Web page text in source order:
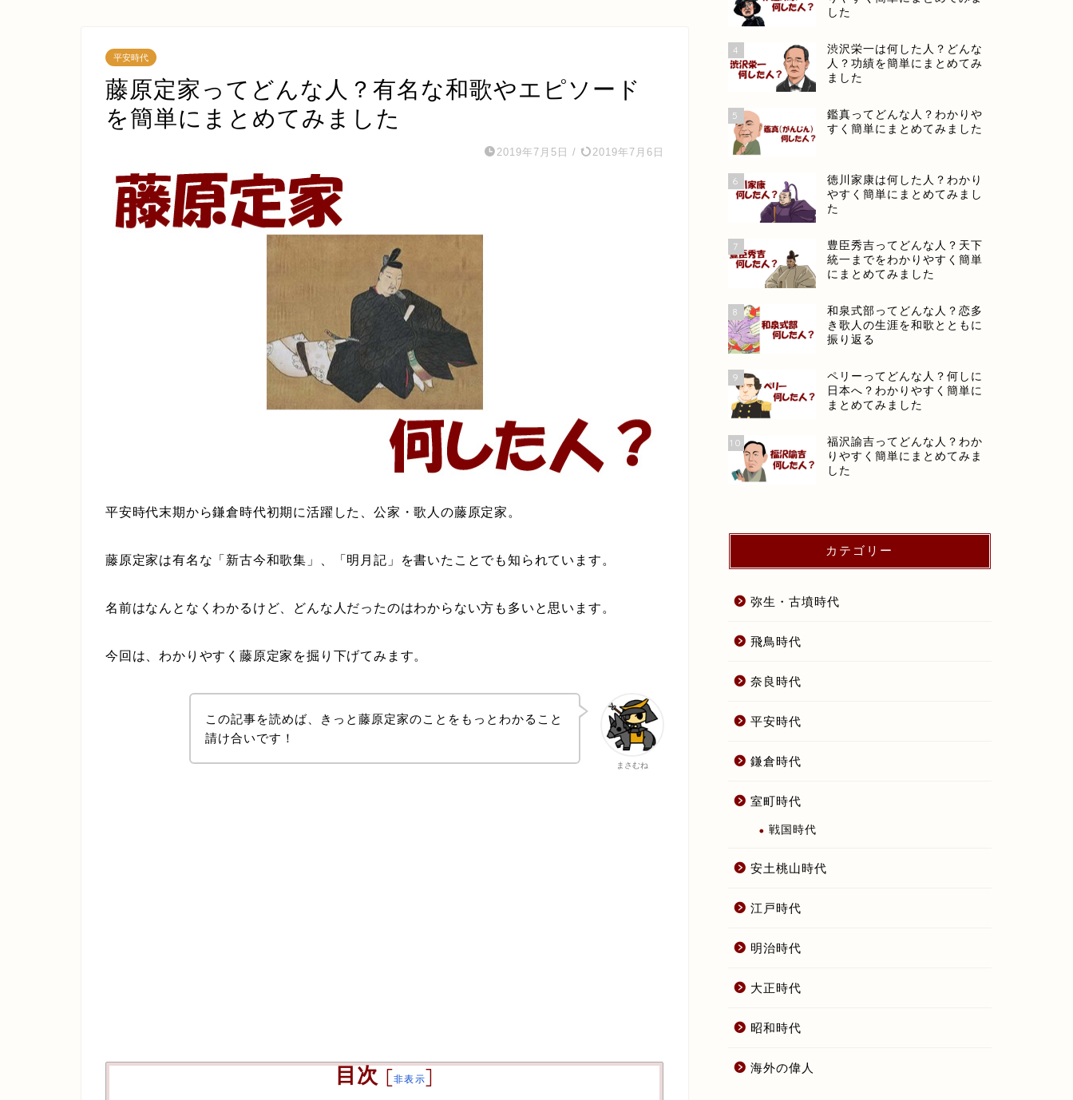
平安時代
藤原定家ってどんな人？有名な和歌やエピソード
を簡単にまとめてみました
2019年7月5日 / 2019年7月6日
平安時代末期から鎌倉時代初期に活躍した、公家・歌人の藤原定家。
藤原定家は有名な「新古今和歌集」、「明月記」を書いたことでも知られています。
名前はなんとなくわかるけど、どんな人だったのはわからない方も多いと思います。
今回は、わかりやすく藤原定家を掘り下げてみます。
まさむね
この記事を読めば、きっと藤原定家のことをもっとわかること
請け合いです！
目次 [非表示]
した
4
渋沢栄一は何した人？どんな
人？功績を簡単にまとめてみ
ました
5
鑑真ってどんな人？わかりや
すく簡単にまとめてみました
6
徳川家康は何した人？わかり
やすく簡単にまとめてみまし
た
7
豊臣秀吉ってどんな人？天下
統一までをわかりやすく簡単
にまとめてみました
8
和泉式部ってどんな人？恋多
き歌人の生涯を和歌とともに
振り返る
9
ペリーってどんな人？何しに
日本へ？わかりやすく簡単に
まとめてみました
10
福沢諭吉ってどんな人？わか
りやすく簡単にまとめてみま
した
カテゴリー
弥生・古墳時代
飛鳥時代
奈良時代
平安時代
鎌倉時代
室町時代
戦国時代
安土桃山時代
江戸時代
明治時代
大正時代
昭和時代
海外の偉人